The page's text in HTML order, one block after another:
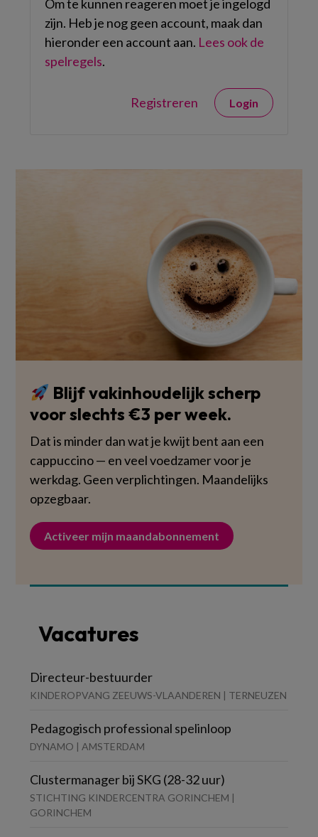
Om te kunnen reageren moet je ingelogd
zijn. Heb je nog geen account, maak dan
hieronder een account aan. Lees ook de
spelregels.
Registreren Login
Blijf vakinhoudelijk scherp
voor slechts €3 per week.
Dat is minder dan wat je kwijt bent aan een
cappuccino — en veel voedzamer voor je
werkdag. Geen verplichtingen. Maandelijks
opzegbaar.
Activeer mijn maandabonnement
Vacatures
Directeur-bestuurder
KINDEROPVANG ZEEUWS-VLAANDEREN | TERNEUZEN
Pedagogisch professional spelinloop
DYNAMO | AMSTERDAM
Clustermanager bij SKG (28-32 uur)
STICHTING KINDERCENTRA GORINCHEM |
GORINCHEM